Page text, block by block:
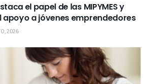
el papel de las MIPYMES y
a jóvenes emprendedores
2026